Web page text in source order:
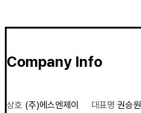
Company Info
상호 (주)에스엔제이 대표명 권승원